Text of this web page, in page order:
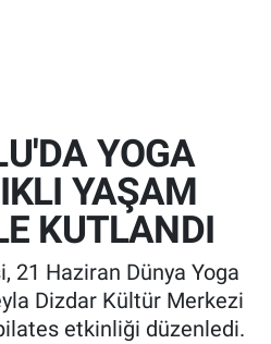
YOGA
YAŞAM
KUTLANDI
21 Haziran Dünya Yoga
Dizdar Kültür Merkezi
etkinliği düzenledi.